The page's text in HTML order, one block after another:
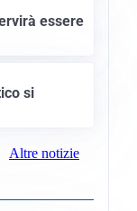
essere
si
Altre notizie